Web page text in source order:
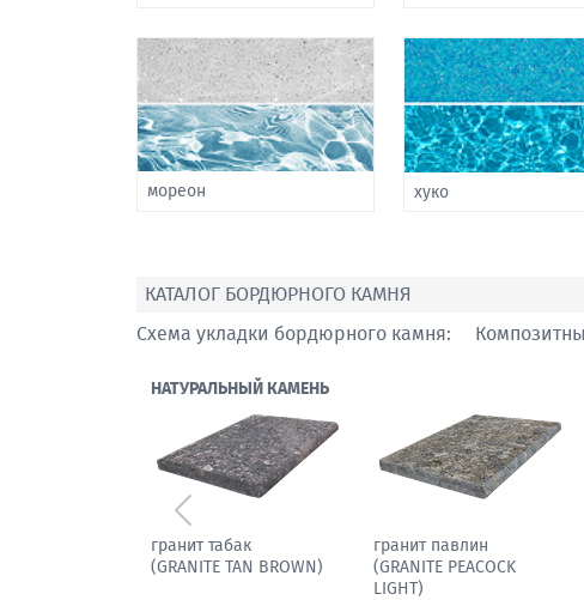
мореон хуко
КАТАЛОГ БОРДЮРНОГО КАМНЯ
Схема укладки бордюрного камня:
НАТУРАЛЬНЫЙ КАМЕНЬ
гранит табак
(GRANITE TAN BROWN)
гранит павлин
(GRANITE PEACOCK
LIGHT)
Предыдущий